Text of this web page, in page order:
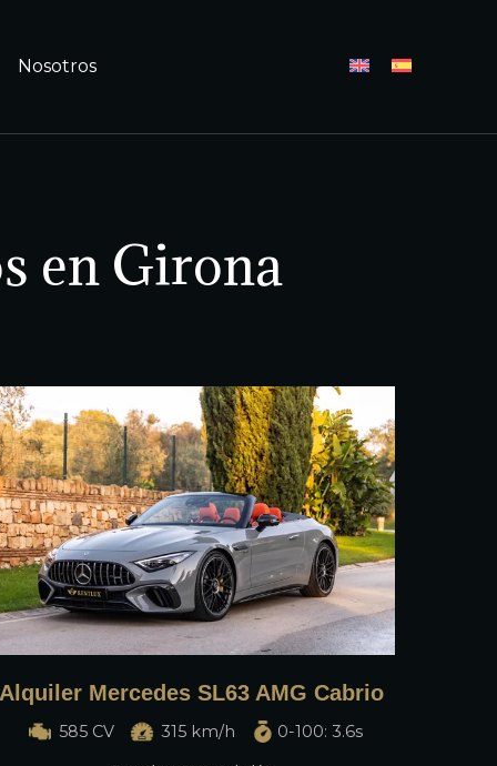
Nosotros
en Girona
Alquiler Mercedes SL63 AMG Cabrio
585 CV 315 km/h 0-100: 3.6s